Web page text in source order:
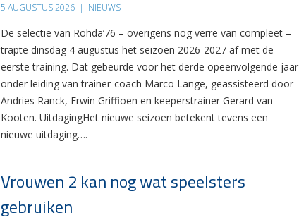
5 AUGUSTUS 2026 | NIEUWS
De selectie van Rohda’76 – overigens nog verre van compleet –
trapte dinsdag 4 augustus het seizoen 2026-2027 af met de
eerste training. Dat gebeurde voor het derde opeenvolgende jaar
onder leiding van trainer-coach Marco Lange, geassisteerd door
Andries Ranck, Erwin Griffioen en keeperstrainer Gerard van
Kooten. UitdagingHet nieuwe seizoen betekent tevens een
nieuwe uitdaging….
Vrouwen 2 kan nog wat speelsters
gebruiken